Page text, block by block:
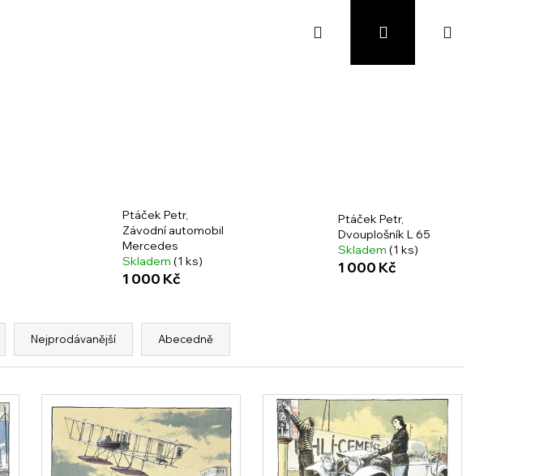
Přihlášení
Ptáček Petr,
Závodní automobil
Mercedes
Skladem (1 ks)
1 000 Kč
Ptáček Petr,
Dvouplošník L 65
Skladem (1 ks)
1 000 Kč
Nejprodávanější Abecedně